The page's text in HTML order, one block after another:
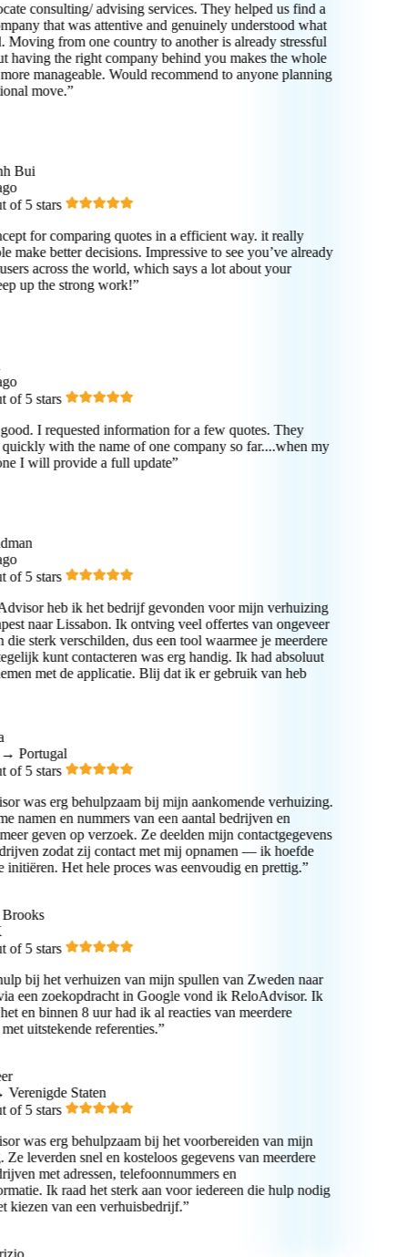
consulting/ advising services. They helped us find a
that was attentive and genuinely understood what
from one country to another is already stressful
having the right company behind you makes the whole
manageable. Would recommend to anyone planning
move.”
Bui
5 stars
for comparing quotes in a efficient way. it really
make better decisions. Impressive to see you’ve already
across the world, which says a lot about your
up the strong work!”
5 stars
I requested information for a few quotes. They
with the name of one company so far....when my
I will provide a full update”
5 stars
heb ik het bedrijf gevonden voor mijn verhuizing
naar Lissabon. Ik ontving veel offertes van ongeveer
sterk verschilden, dus een tool waarmee je meerdere
kunt contacteren was erg handig. Ik had absoluut
met de applicatie. Blij dat ik er gebruik van heb
Portugal
5 stars
was erg behulpzaam bij mijn aankomende verhuizing.
namen en nummers van een aantal bedrijven en
geven op verzoek. Ze deelden mijn contactgegevens
zodat zij contact met mij opnamen — ik hoefde
Het hele proces was eenvoudig en prettig.”
5 stars
bij het verhuizen van mijn spullen van Zweden naar
een zoekopdracht in Google vond ik ReloAdvisor. Ik
en binnen 8 uur had ik al reacties van meerdere
uitstekende referenties.”
Staten
5 stars
was erg behulpzaam bij het voorbereiden van mijn
leverden snel en kosteloos gegevens van meerdere
met adressen, telefoonnummers en
Ik raad het sterk aan voor iedereen die hulp nodig
van een verhuisbedrijf.”